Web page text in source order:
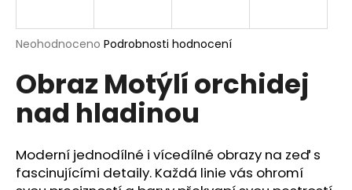
Průměrné
produktu
je
hvězdiček.
Neohodnoceno Podrobnosti hodnocení
Obraz Motýlí orchidej
nad hladinou
Moderní jednodílné i vícedílné obrazy na zeď s
fascinujícími detaily. Každá linie vás ohromí
j
t
?
HLEDAT